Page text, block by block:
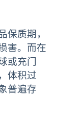
保质期，
害。而在
或充门
体积过
普遍存